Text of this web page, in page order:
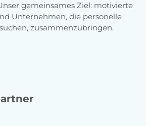
gemeinsames Ziel: motivierte
Unternehmen, die personelle
zusammenzubringen.